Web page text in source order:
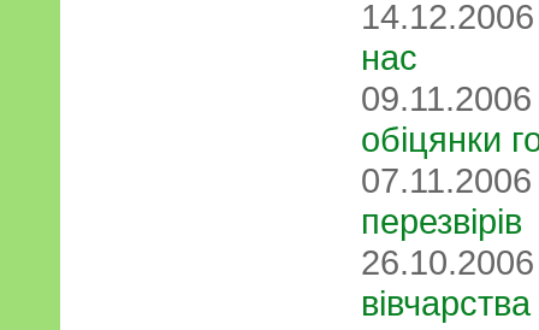
нас
обіцянки
перезвірів
вівчарства